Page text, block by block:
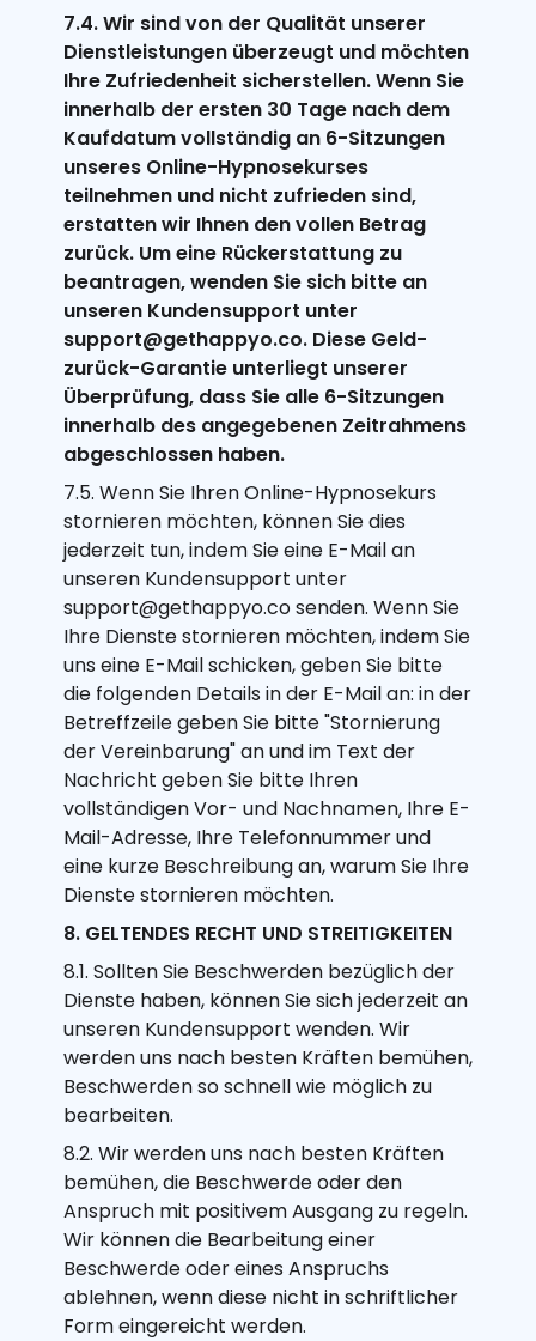
7.4. Wir sind von der Qualität unserer
Dienstleistungen überzeugt und möchten
Ihre Zufriedenheit sicherstellen. Wenn Sie
innerhalb der ersten 30 Tage nach dem
Kaufdatum vollständig an 6-Sitzungen
unseres Online-Hypnosekurses
teilnehmen und nicht zufrieden sind,
erstatten wir Ihnen den vollen Betrag
zurück. Um eine Rückerstattung zu
beantragen, wenden Sie sich bitte an
unseren Kundensupport unter
support@gethappyo.co. Diese Geld-
zurück-Garantie unterliegt unserer
Überprüfung, dass Sie alle 6-Sitzungen
innerhalb des angegebenen Zeitrahmens
abgeschlossen haben.
7.5. Wenn Sie Ihren Online-Hypnosekurs
stornieren möchten, können Sie dies
jederzeit tun, indem Sie eine E-Mail an
unseren Kundensupport unter
support@gethappyo.co senden. Wenn Sie
Ihre Dienste stornieren möchten, indem Sie
uns eine E-Mail schicken, geben Sie bitte
die folgenden Details in der E-Mail an: in der
Betreffzeile geben Sie bitte "Stornierung
der Vereinbarung" an und im Text der
Nachricht geben Sie bitte Ihren
vollständigen Vor- und Nachnamen, Ihre E-
Mail-Adresse, Ihre Telefonnummer und
eine kurze Beschreibung an, warum Sie Ihre
Dienste stornieren möchten.
8. GELTENDES RECHT UND STREITIGKEITEN
8.1. Sollten Sie Beschwerden bezüglich der
Dienste haben, können Sie sich jederzeit an
unseren Kundensupport wenden. Wir
werden uns nach besten Kräften bemühen,
Beschwerden so schnell wie möglich zu
bearbeiten.
8.2. Wir werden uns nach besten Kräften
bemühen, die Beschwerde oder den
Anspruch mit positivem Ausgang zu regeln.
Wir können die Bearbeitung einer
Beschwerde oder eines Anspruchs
ablehnen, wenn diese nicht in schriftlicher
Form eingereicht werden.